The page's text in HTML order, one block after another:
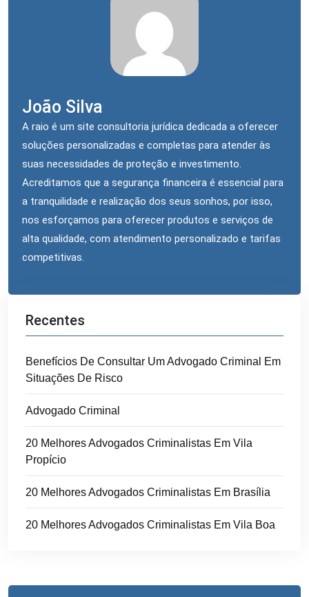
João Silva
A raio é um site consultoria jurídica dedicada a oferecer
soluções personalizadas e completas para atender às
suas necessidades de proteção e investimento.
Acreditamos que a segurança financeira é essencial para
a tranquilidade e realização dos seus sonhos, por isso,
nos esforçamos para oferecer produtos e serviços de
alta qualidade, com atendimento personalizado e tarifas
competitivas.
Recentes
Benefícios De Consultar Um Advogado Criminal Em
Situações De Risco
Advogado Criminal
20 Melhores Advogados Criminalistas Em Vila
Propício
20 Melhores Advogados Criminalistas Em Brasília
20 Melhores Advogados Criminalistas Em Vila Boa